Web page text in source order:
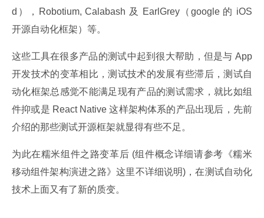
d），Robotium, Calabash 及 EarlGrey（google 的 iOS
开源自动化框架）等。
这些工具在很多产品的测试中起到很大帮助，但是与 App
开发技术的变革相比，测试技术的发展有些滞后，测试自
动化框架总感觉不能满足现有产品的测试需求，就比如组
件抑或是 React Native 这样架构体系的产品出现后，先前
介绍的那些测试开源框架就显得有些不足。
为此在糯米组件之路变革后 (组件概念详细请参考《糯米
移动组件架构演进之路》这里不详细说明)，在测试自动化
技术上面又有了新的质变。